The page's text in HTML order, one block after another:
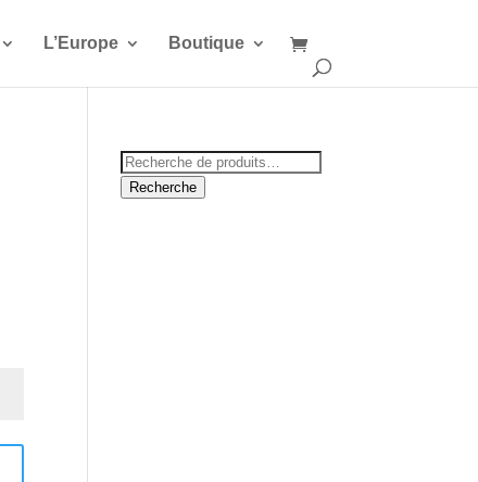
L’Europe Boutique
Recherche
pour :
Recherche